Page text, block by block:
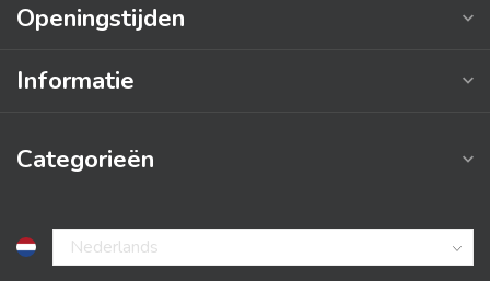
Openingstijden
Informatie
Categorieën